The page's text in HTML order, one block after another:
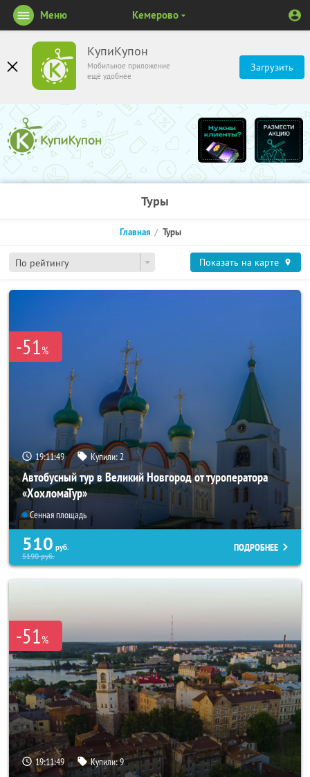
КупиКупон
Мобильное приложение
ещё удобнее
Загрузить
Меню Кемерово
Туры
По рейтингу
Главная Туры
Показать на карте
-51%
19:11:47 Купили: 2
Автобусный тур в Великий Новгород от туроператора
«ХохломаТур»
Сенная площадь
510 руб.
5190руб.
ПОДРОБНЕЕ
-51%
19:11:47 Купили:9